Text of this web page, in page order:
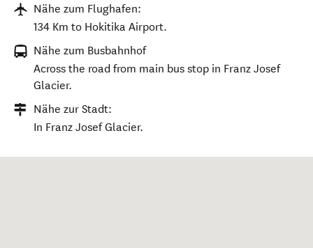
Nähe zum Flughafen:
134 Km to Hokitika Airport.
Nähe zum Busbahnhof
Across the road from main bus stop in Franz Josef
Glacier.
Nähe zur Stadt:
In Franz Josef Glacier.